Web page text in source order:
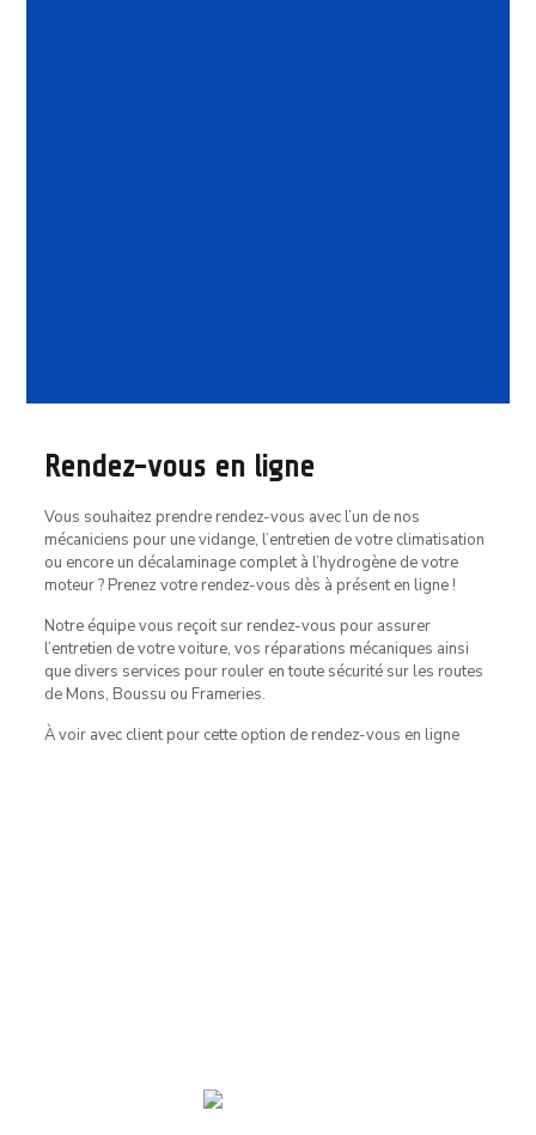
Rendez-vous en ligne
Vous souhaitez prendre rendez-vous avec l’un de nos
mécaniciens pour une vidange, l’entretien de votre climatisation
ou encore un décalaminage complet à l’hydrogène de votre
moteur ? Prenez votre rendez-vous dès à présent en ligne !
Notre équipe vous reçoit sur rendez-vous pour assurer
l’entretien de votre voiture, vos réparations mécaniques ainsi
que divers services pour rouler en toute sécurité sur les routes
de Mons, Boussu ou Frameries.
À voir avec client pour cette option de rendez-vous en ligne